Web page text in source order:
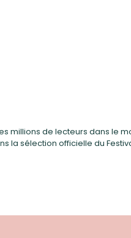
millions de lecteurs dans le
la sélection officielle du